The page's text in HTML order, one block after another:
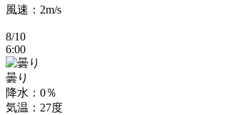
風速：2m/s
8/10
6:00
曇り
降水：0％
気温：27度